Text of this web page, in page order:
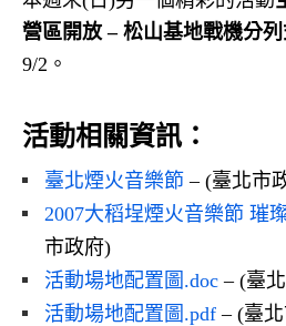
營區開放 – 松山基地戰機分
9/2。
活動相關資訊：
臺北煙火音樂節 – (臺北市
2007大稻埕煙火音樂節 璀
市政府)
活動場地配置圖.doc – (臺
活動場地配置圖.pdf – (臺